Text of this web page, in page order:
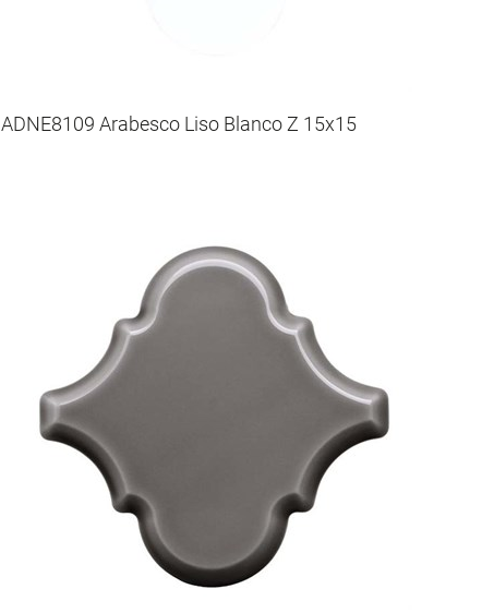
ADNE8109 Arabesco Liso Blanco Z 15x15